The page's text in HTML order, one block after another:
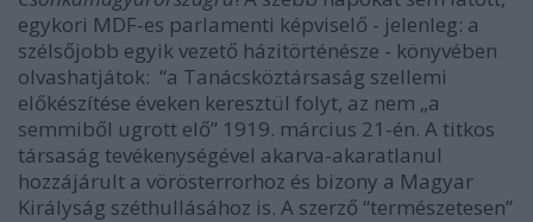
egykori MDF-es parlamenti képviselő - jelenleg: a
szélsőjobb egyik vezető házitörténésze - könyvében
olvashatjátok: “a Tanácsköztársaság szellemi
előkészítése éveken keresztül folyt, az nem „a
semmiből ugrott elő” 1919. március 21-én. A titkos
társaság tevékenységével akarva-akaratlanul
hozzájárult a vörösterrorhoz és bizony a Magyar
Királyság széthullásához is. A szerző “természetesen”